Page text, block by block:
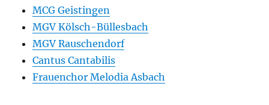
MCG Geistingen
MGV Kölsch-Büllesbach
MGV Rauschendorf
Cantus Cantabilis
Frauenchor Melodia Asbach